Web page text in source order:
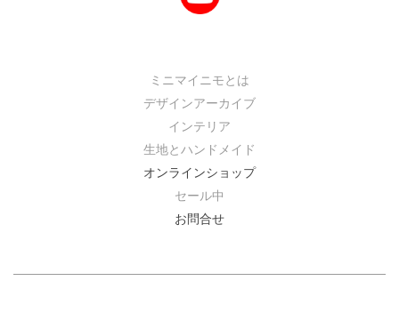
ミニマイニモとは
デザインアーカイブ
インテリア
生地とハンドメイド
オンラインショップ
セール中
お問合せ